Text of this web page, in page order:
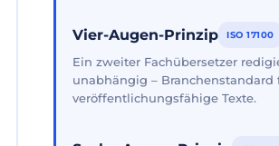
Vier-Augen-Prinzip ISO 17100
Ein zweiter Fachübersetzer
unabhängig – Branchenstandard
veröffentlichungsfähige Texte.